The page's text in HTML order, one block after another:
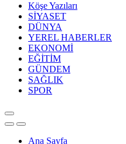
Köşe Yazıları
SİYASET
DÜNYA
YEREL HABERLER
EKONOMİ
EĞİTİM
GÜNDEM
SAĞLIK
SPOR
Ana Sayfa